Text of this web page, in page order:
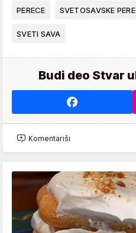
PERECE SVETOSAVSKE
SVETI SAVA
Budi deo Stvar
Komentariši